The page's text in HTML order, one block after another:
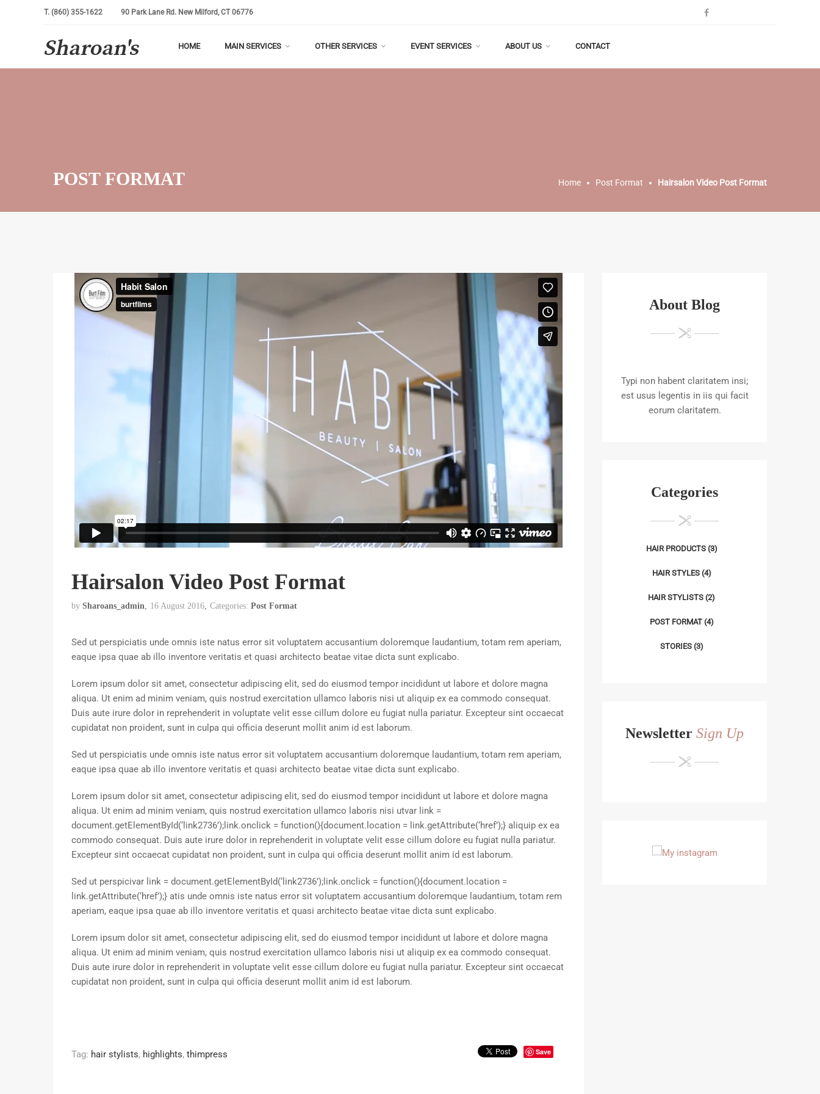
T. (860) 355-1622 90 Park Lane Rd. New Milford, CT 06776
HOME MAIN SERVICES OTHER SERVICES EVENT SERVICES ABOUT US CONTACT
POST FORMAT Home Post Format Hairsalon Video Post Format
Hairsalon Video Post Format
by Sharoans_admin 16 August 2016 Categories: Post Format
Sed ut perspiciatis unde omnis iste natus error sit voluptatem accusantium doloremque laudantium, totam rem aperiam,
eaque ipsa quae ab illo inventore veritatis et quasi architecto beatae vitae dicta sunt explicabo.
Lorem ipsum dolor sit amet, consectetur adipiscing elit, sed do eiusmod tempor incididunt ut labore et dolore magna
aliqua. Ut enim ad minim veniam, quis nostrud exercitation ullamco laboris nisi ut aliquip ex ea commodo consequat.
Duis aute irure dolor in reprehenderit in voluptate velit esse cillum dolore eu fugiat nulla pariatur. Excepteur sint occaecat
cupidatat non proident, sunt in culpa qui officia deserunt mollit anim id est laborum.
Sed ut perspiciatis unde omnis iste natus error sit voluptatem accusantium doloremque laudantium, totam rem aperiam,
eaque ipsa quae ab illo inventore veritatis et quasi architecto beatae vitae dicta sunt explicabo.
Lorem ipsum dolor sit amet, consectetur adipiscing elit, sed do eiusmod tempor incididunt ut labore et dolore magna
aliqua. Ut enim ad minim veniam, quis nostrud exercitation ullamco laboris nisi utvar link =
document.getElementById(‘link2736’);link.onclick = function(){document.location = link.getAttribute(‘href’);} aliquip ex ea
commodo consequat. Duis aute irure dolor in reprehenderit in voluptate velit esse cillum dolore eu fugiat nulla pariatur.
Excepteur sint occaecat cupidatat non proident, sunt in culpa qui officia deserunt mollit anim id est laborum.
Sed ut perspicivar link = document.getElementById(‘link2736’);link.onclick = function(){document.location =
link.getAttribute(‘href’);} atis unde omnis iste natus error sit voluptatem accusantium doloremque laudantium, totam rem
aperiam, eaque ipsa quae ab illo inventore veritatis et quasi architecto beatae vitae dicta sunt explicabo.
Lorem ipsum dolor sit amet, consectetur adipiscing elit, sed do eiusmod tempor incididunt ut labore et dolore magna
aliqua. Ut enim ad minim veniam, quis nostrud exercitation ullamco laboris nisi ut aliquip ex ea commodo consequat.
Duis aute irure dolor in reprehenderit in voluptate velit esse cillum dolore eu fugiat nulla pariatur. Excepteur sint occaecat
cupidatat non proident, sunt in culpa qui officia deserunt mollit anim id est laborum.
Tag: hair stylists, highlights, thimpress Save
About Blog
Typi non habent claritatem insi;
est usus legentis in iis qui facit
eorum claritatem.
Categories
HAIR PRODUCTS(3)
HAIR STYLES(4)
HAIR STYLISTS (2)
POST FORMAT(4)
STORIES(3)
Newsletter Sign Up